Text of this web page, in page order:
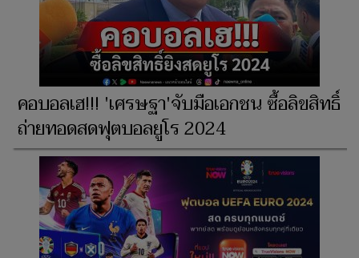
คอบอลเฮ!!! 'เศรษฐา'จับมือเอกชน ซื้อลิขสิทธิ์
ถ่ายทอดสดฟุตบอลยูโร 2024